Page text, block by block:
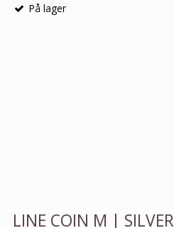
På lager
LINE COIN M | SILVER